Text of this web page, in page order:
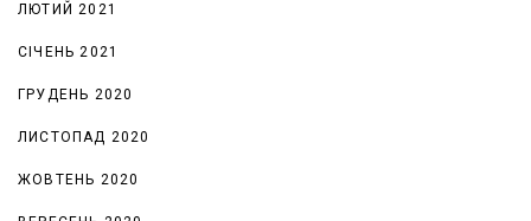
ЛЮТИЙ 2021
СІЧЕНЬ 2021
ГРУДЕНЬ 2020
ЛИСТОПАД 2020
ЖОВТЕНЬ 2020